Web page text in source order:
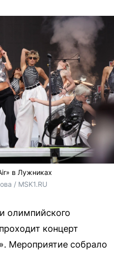
в Лужниках
/ MSK1.RU
олимпийского
концерт
Мероприятие собрало